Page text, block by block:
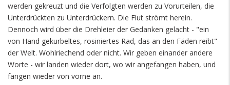
werden gekreuzt und die Verfolgten werden zu Vorurteilen, die
Unterdrückten zu Unterdrückern. Die Flut strömt herein.
Dennoch wird über die Drehleier der Gedanken gelacht - "ein
von Hand gekurbeltes, rosiniertes Rad, das an den Fäden reibt"
der Welt. Wohlriechend oder nicht. Wir geben einander andere
Worte - wir landen wieder dort, wo wir angefangen haben, und
fangen wieder von vorne an.